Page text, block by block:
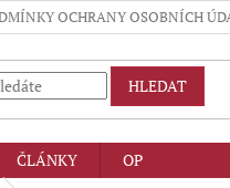
OCHRANY OSOBNÍCH
HLEDAT
ČLÁNKY
OP